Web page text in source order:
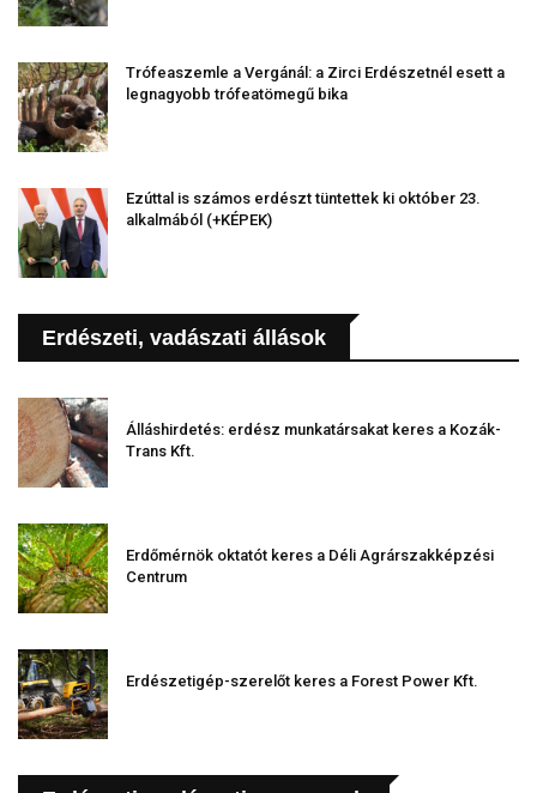
Trófeaszemle a Vergánál: a Zirci Erdészetnél esett a
legnagyobb trófeatömegű bika
Ezúttal is számos erdészt tüntettek ki október 23.
alkalmából (+KÉPEK)
Erdészeti, vadászati állások
Álláshirdetés: erdész munkatársakat keres a Kozák-
Trans Kft.
Erdőmérnök oktatót keres a Déli Agrárszakképzési
Centrum
Erdészetigép-szerelőt keres a Forest Power Kft.